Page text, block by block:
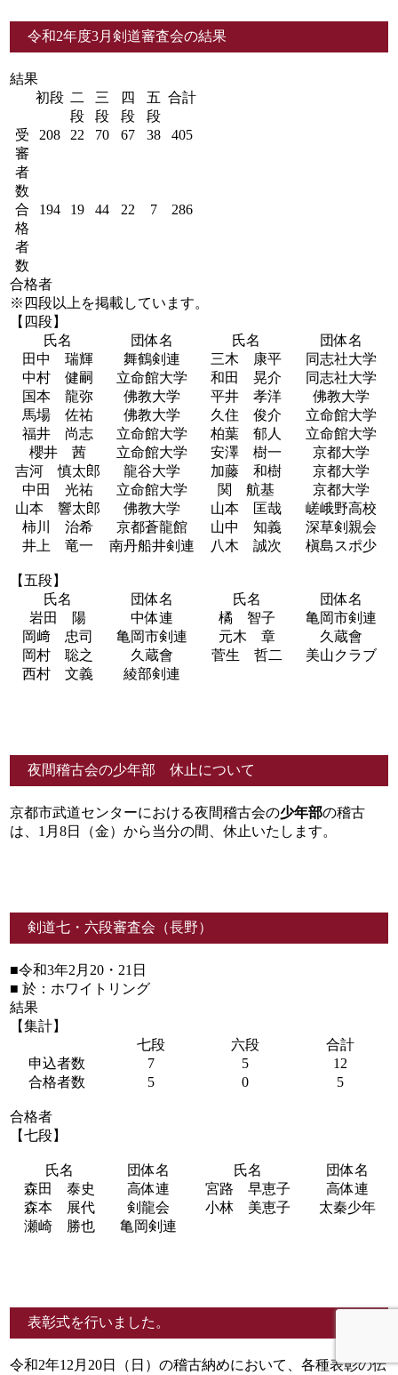
令和2年度3月剣道審査会の結果
結果
初段 二
段
三
段
四
段
五
段
合計
受
審
者
数
208 22 70 67 38 405
合
格
者
数
194 19 44 22 7 286
合格者
※四段以上を掲載しています。
【四段】
氏名
団体名 氏名
団体名
田中 瑞輝
舞鶴剣連 三木 康平
同志社大学
中村 健嗣
立命館大学 和田 晃介
同志社大学
国本 龍弥
佛教大学 平井 孝洋
佛教大学
馬場 佐祐
佛教大学 久住 俊介
立命館大学
福井 尚志
立命館大学 柏葉 郁人
立命館大学
櫻井 茜
立命館大学 安澤 樹一
京都大学
吉河 慎太郎
龍谷大学 加藤 和樹
京都大学
中田 光祐
立命館大学 関 航基
京都大学
山本 響太郎
佛教大学 山本 匡哉
嵯峨野高校
柿川 治希
京都蒼龍館 山中 知義
深草剣親会
井上 竜一
南丹船井剣連 八木 誠次 槇島スポ少
【五段】
氏名
団体名 氏名
団体名
岩田 陽
中体連 橘 智子
亀岡市剣連
岡﨑 忠司
亀岡市剣連 元木 章
久蔵會
岡村 聡之
久蔵會 菅生 哲二
美山クラブ
西村 文義
綾部剣連
夜間稽古会の少年部 休止について
京都市武道センターにおける夜間稽古会の少年部の稽古
は、1月8日（金）から当分の間、休止いたします。
剣道七・六段審査会（長野）
■令和3年2月20・21日
■ 於：ホワイトリング
結果
【集計】
七段
六段
合計
申込者数
7 5
12
合格者数
5 0 5
合格者
【七段】
氏名 団体名 氏名
団体名
森田 泰史
高体連 宮路 早恵子
高体連
森本 展代
剣龍会 小林 美恵子
太秦少年
瀬崎 勝也
亀岡剣連
表彰式を行いました。
令和2年12月20日（日）の稽古納めにおいて、各種表彰の伝